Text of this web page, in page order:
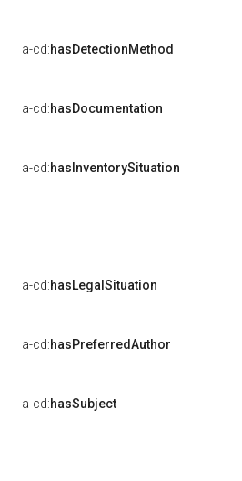
a-cd:hasDetectionMethod
a-cd:hasDocumentation
a-cd:hasInventorySituation
a-cd:hasLegalSituation
a-cd:hasPreferredAuthor
a-cd:hasSubject